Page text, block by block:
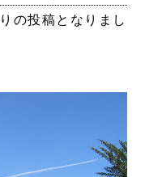
の投稿となりまし